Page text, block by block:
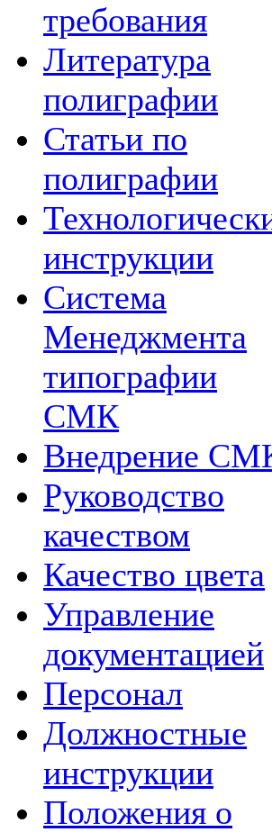
требования
Литература
полиграфии
Статьи по
полиграфии
инструкции
Система
Менеджмента
типографии
СМК
Внедрение
Руководство
качеством
Качество цвета
Управление
документацией
Персонал
Должностные
инструкции
Положения о